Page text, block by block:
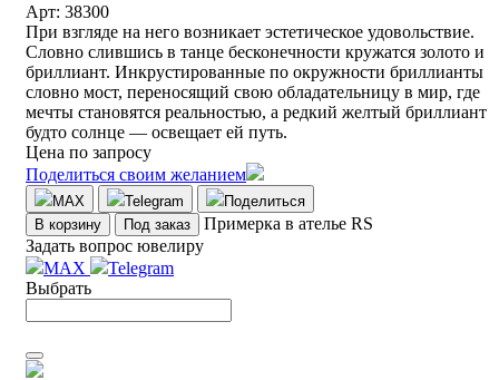
Арт: 38300
При взгляде на него возникает эстетическое удовольствие.
Словно слившись в танце бесконечности кружатся золото и
бриллиант. Инкрустированные по окружности бриллианты
словно мост, переносящий свою обладательницу в мир, где
мечты становятся реальностью, а редкий желтый бриллиант
будто солнце — освещает ей путь.
Цена по запросу
Поделиться своим желанием
MAX Telegram
Поделиться
В корзину
Под заказ
Примерка в ателье RS
Задать вопрос ювелиру
MAX
Telegram
Выбрать